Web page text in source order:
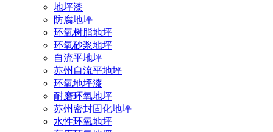
地坪漆
防腐地坪
环氧树脂地坪
环氧砂浆地坪
自流平地坪
苏州自流平地坪
环氧地坪漆
耐磨环氧地坪
苏州密封固化地坪
水性环氧地坪